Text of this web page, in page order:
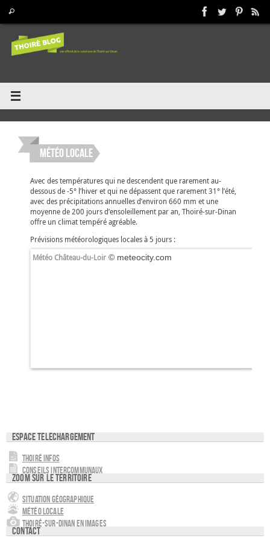
Météo locale
Avec des températures qui ne descendent que rarement au-
dessous de -5° l’hiver et qui ne dépassent que rarement 31° l’été,
avec des précipitations annuelles d’environ 660 mm et une
moyenne de 200 jours d’ensoleillement par an, Thoiré-sur-Dinan
offre un climat tempéré agréable.
Prévisions météorologiques locales à 5 jours :
Météo Château-du-Loir © meteocity.com
Espace téléchargement
Thoiré Infos
Conseils intercommunaux
Zoom sur le territoire
Situation géographique
Météo locale
Thoiré-sur-Dinan en images
Contact